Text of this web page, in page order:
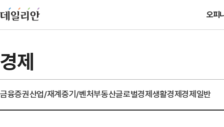
오피
경제
금융증권산업/재계중기/벤처부동산글로벌경제생활경제경제일반